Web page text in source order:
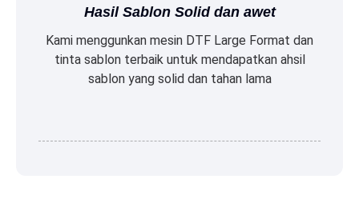
Hasil Sablon Solid dan awet
Kami menggunkan mesin DTF Large Format dan
tinta sablon terbaik untuk mendapatkan ahsil
sablon yang solid dan tahan lama